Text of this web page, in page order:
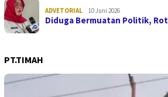
ADVETORIAL 10 Juni 2026
Diduga Bermuatan Politik,
PT.TIMAH